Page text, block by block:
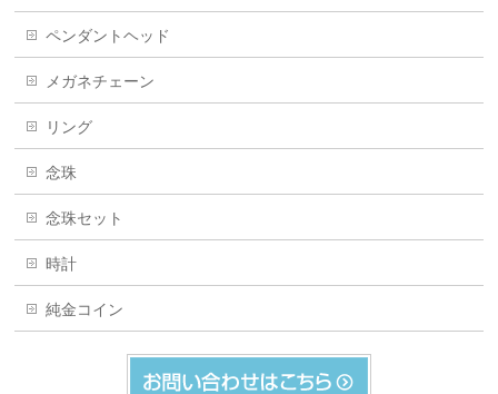
ペンダントヘッド
メガネチェーン
リング
念珠
念珠セット
時計
純金コイン